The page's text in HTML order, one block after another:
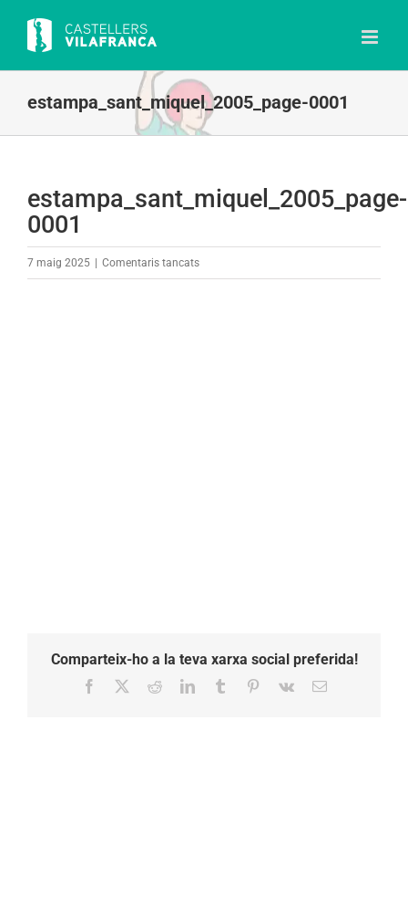
content
estampa_sant_miquel_2005_page-0001
estampa_sant_miquel_2005_page-
0001
7 maig 2025 Comentaris tancatsa
Comparteix-ho a la teva xarxa social preferida!
Facebook RedditLinkedInTumblr Pinterest
Vk Email: